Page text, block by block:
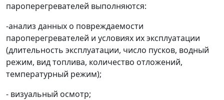
пароперегревателей выполняются:
-анализ данных о повреждаемости
пароперегревателей и условиях их эксплуатации
(длительность эксплуатации, число пусков, водный
режим, вид топлива, количество отложений,
температурный режим);
- визуальный осмотр;